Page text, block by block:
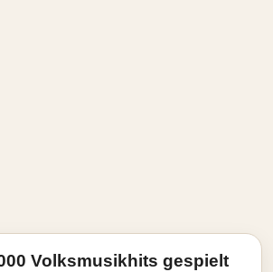
Volksmusikhits gespielt